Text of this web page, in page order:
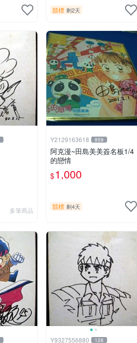
競標 剩2天
多筆商品
Y2129163618 859
阿克漫~田島美美簽名板1/4
的戀情
$1,000
競標 剩4天
Y9327556880 126